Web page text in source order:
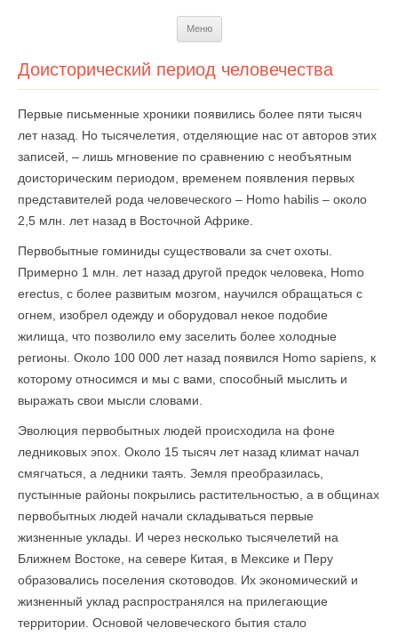
Меню
Доисторический период человечества
Первые письменные хроники появились более пяти тысяч
лет назад. Но тысячелетия, отделяющие нас от авторов этих
записей, – лишь мгновение по сравнению с необъятным
доисторическим периодом, временем появления первых
представителей рода человеческого – Homo habilis – около
2,5 млн. лет назад в Восточной Африке.
Первобытные гоминиды существовали за счет охоты.
Примерно 1 млн. лет назад другой предок человека, Homo
erectus, с более развитым мозгом, научился обращаться с
огнем, изобрел одежду и оборудовал некое подобие
жилища, что позволило ему заселить более холодные
регионы. Около 100 000 лет назад появился Homo sapiens, к
которому относимся и мы с вами, способный мыслить и
выражать свои мысли словами.
Эволюция первобытных людей происходила на фоне
ледниковых эпох. Около 15 тысяч лет назад климат начал
смягчаться, а ледники таять. Земля преобразилась,
пустынные районы покрылись растительностью, а в общинах
первобытных людей начали складываться первые
жизненные уклады. И через несколько тысячелетий на
Ближнем Востоке, на севере Китая, в Мексике и Перу
образовались поселения скотоводов. Их экономический и
жизненный уклад распространялся на прилегающие
территории. Основой человеческого бытия стало